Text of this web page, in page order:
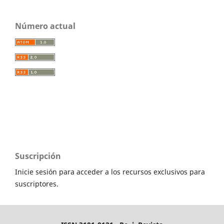
Número actual
Suscripción
Inicie sesión para acceder a los recursos exclusivos para
suscriptores.